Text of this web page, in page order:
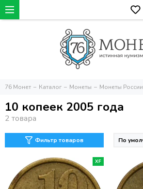
76 Монет Каталог Монеты Монеты России
10 копеек 2005 года
Фильтр товаров
XF